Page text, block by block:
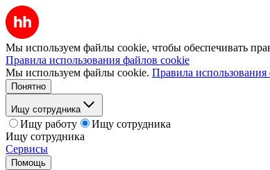
Мы используем файлы cookie, чтобы обеспечивать
Правила использования файлов cookie
Мы используем файлы cookie. Правила
Понятно
Ищу сотрудника
Ищу работу
Ищу сотрудника
Ищу сотрудника
Сервисы
Помощь